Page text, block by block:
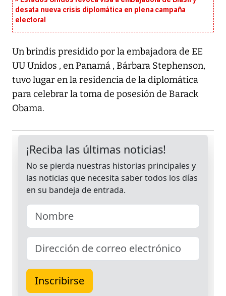
desata nueva crisis diplomática en plena campaña
electoral
Un brindis presidido por la embajadora de EE
UU Unidos , en Panamá , Bárbara Stephenson,
tuvo lugar en la residencia de la diplomática
para celebrar la toma de posesión de Barack
Obama.